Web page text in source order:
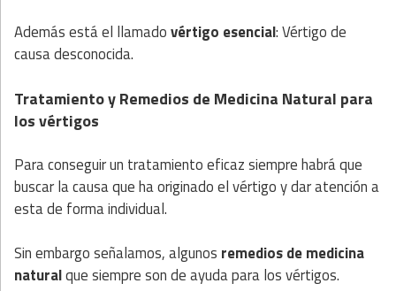
Además está el llamadovértigo esencial: Vértigo de
causa desconocida.
Tratamiento y Remedios de Medicina Natural para
los vértigos
Para conseguir un tratamiento eficaz siempre habrá que
buscar la causa que ha originado el vértigo y dar atención a
esta de forma individual.
Sin embargo señalamos, algunos remedios de medicina
naturalque siempre son de ayuda para los vértigos.